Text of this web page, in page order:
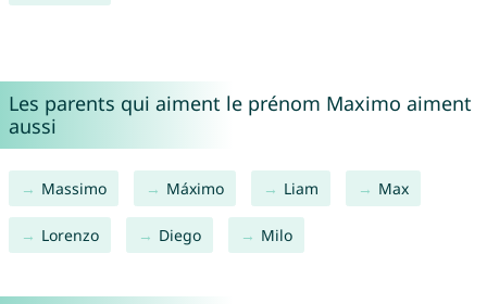
Les parents qui aiment le prénom Maximo aiment
aussi
Massimo Máximo Liam Max
Lorenzo Diego Milo